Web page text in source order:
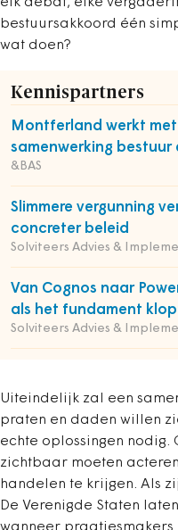
bestuursakkoord één
wat doen?
Kennispartners
Montferland werkt
samenwerking bestuur
&BAS
Slimmere vergunning
concreter beleid
Solviteers Advies &
Van Cognos naar
als het fundament
Solviteers Advies &
Uiteindelijk zal een
praten en daden willen
echte oplossingen nodig.
zichtbaar moeten
handelen te krijgen. Als
De Verenigde Staten
wanneer